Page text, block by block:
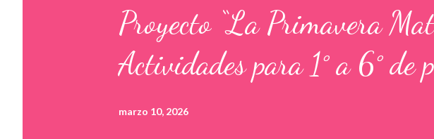
Proyecto “La Primavera
Actividades para 1° a 6° de
marzo 10, 2026